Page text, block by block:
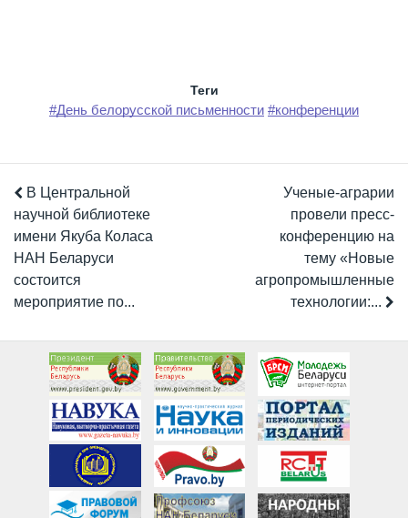
Теги
#День белорусской письменности #конференции
В Центральной
научной библиотеке
имени Якуба Коласа
НАН Беларуси
состоится
мероприятие по...
Ученые-аграрии
провели пресс-
конференцию на
тему «Новые
агропромышленные
технологии:...